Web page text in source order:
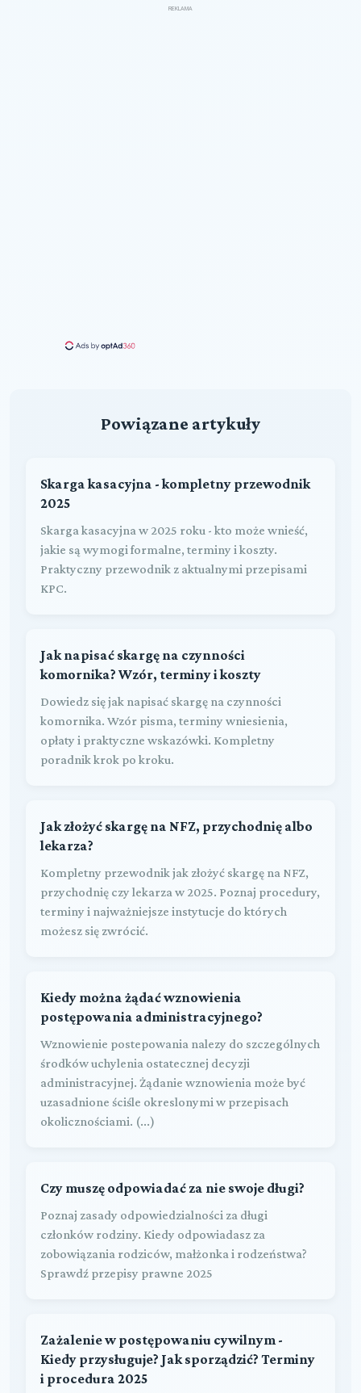
REKLAMA
Powiązane artykuły
Skarga kasacyjna - kompletny przewodnik
2025
Skarga kasacyjna w 2025 roku - kto może wnieść,
jakie są wymogi formalne, terminy i koszty.
Praktyczny przewodnik z aktualnymi przepisami
KPC.
Jak napisać skargę na czynności
komornika? Wzór, terminy i koszty
Dowiedz się jak napisać skargę na czynności
komornika. Wzór pisma, terminy wniesienia,
opłaty i praktyczne wskazówki. Kompletny
poradnik krok po kroku.
Jak złożyć skargę na NFZ, przychodnię albo
lekarza?
Kompletny przewodnik jak złożyć skargę na NFZ,
przychodnię czy lekarza w 2025. Poznaj procedury,
terminy i najważniejsze instytucje do których
możesz się zwrócić.
Kiedy można żądać wznowienia
postępowania administracyjnego?
Wznowienie postepowania nalezy do szczególnych
środków uchylenia ostatecznej decyzji
administracyjnej. Żądanie wznowienia może być
uzasadnione ściśle okreslonymi w przepisach
okolicznościami. (...)
Czy muszę odpowiadać za nie swoje długi?
Poznaj zasady odpowiedzialności za długi
członków rodziny. Kiedy odpowiadasz za
zobowiązania rodziców, małżonka i rodzeństwa?
Sprawdź przepisy prawne 2025
Zażalenie w postępowaniu cywilnym -
Kiedy przysługuje? Jak sporządzić? Terminy
i procedura 2025